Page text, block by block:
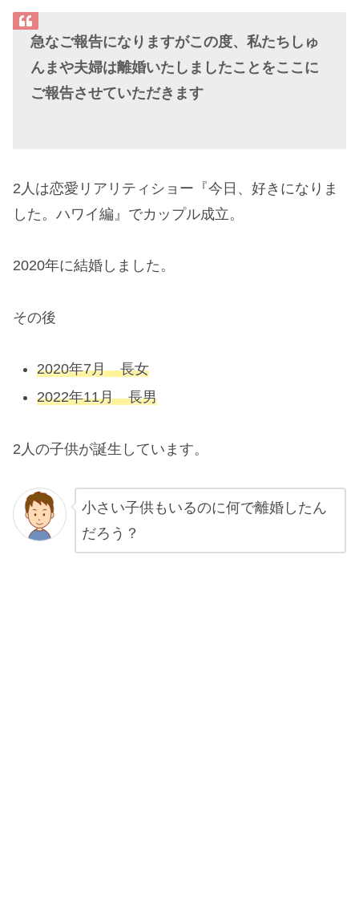
急なご報告になりますがこの度、私たちしゅ
んまや夫婦は離婚いたしましたことをここに
ご報告させていただきます
2人は恋愛リアリティショー『今日、好きになりま
した。ハワイ編』でカップル成立。
2020年に結婚しました。
その後
2020年7月 長女
2022年11月 長男
2人の子供が誕生しています。
小さい子供もいるのに何で離婚したん
だろう？